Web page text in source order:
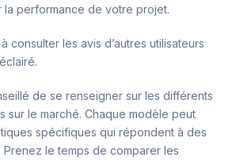
la performance de votre projet.
consulter les avis d’autres utilisateurs
de se renseigner sur les différents
sur le marché. Chaque modèle peut
spécifiques qui répondent à des
Prenez le temps de comparer les